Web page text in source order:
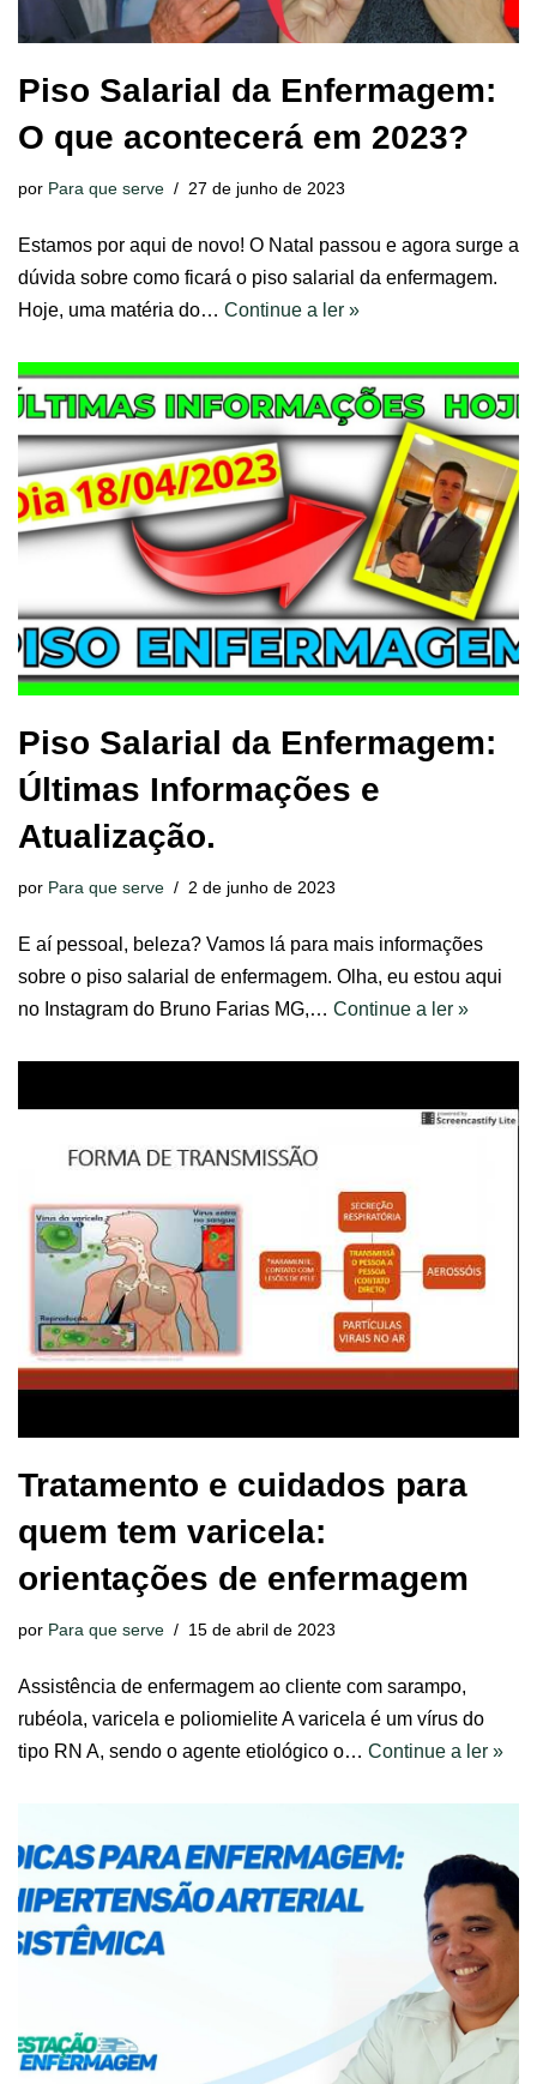
Piso Salarial da Enfermagem:
O que acontecerá em 2023?
por Para que serve 27 de junho de 2023
Estamos por aqui de novo! O Natal passou e agora surge a
dúvida sobre como ficará o piso salarial da enfermagem.
Hoje, uma matéria do… Continue a ler »
Piso Salarial da Enfermagem:
Últimas Informações e
Atualização.
por Para que serve 2 de junho de 2023
E aí pessoal, beleza? Vamos lá para mais informações
sobre o piso salarial de enfermagem. Olha, eu estou aqui
no Instagram do Bruno Farias MG,… Continue a ler »
Tratamento e cuidados para
quem tem varicela:
orientações de enfermagem
por Para que serve 15 de abril de 2023
Assistência de enfermagem ao cliente com sarampo,
rubéola, varicela e poliomielite A varicela é um vírus do
tipo RN A, sendo o agente etiológico o… Continue a ler »